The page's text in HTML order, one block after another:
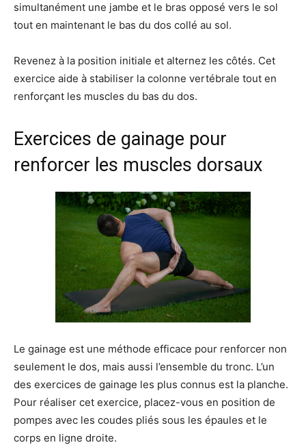
simultanément une jambe et le bras opposé vers le sol
tout en maintenant le bas du dos collé au sol.
Revenez à la position initiale et alternez les côtés. Cet
exercice aide à stabiliser la colonne vertébrale tout en
renforçant les muscles du bas du dos.
Exercices de gainage pour
renforcer les muscles dorsaux
Le gainage est une méthode efficace pour renforcer non
seulement le dos, mais aussi l’ensemble du tronc. L’un
des exercices de gainage les plus connus est la planche.
Pour réaliser cet exercice, placez-vous en position de
pompes avec les coudes pliés sous les épaules et le
corps en ligne droite.